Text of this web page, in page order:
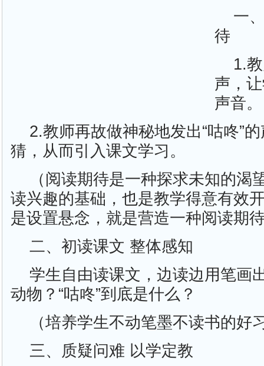
一
待
1.
声，
声音。
2.教师再故做神秘地发出“咕咚”
猜，从而引入课文学习。
（阅读期待是一种探求未知的渴
读兴趣的基础，也是教学得意有效
是设置悬念，就是营造一种阅读期
二、初读课文 整体感知
学生自由读课文，边读边用笔画
动物？“咕咚”到底是什么？
（培养学生不动笔墨不读书的好
三、质疑问难 以学定教